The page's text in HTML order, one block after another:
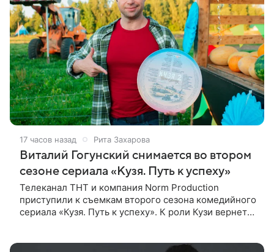
17 часов назад Рита Захарова
Виталий Гогунский снимается во втором
сезоне сериала «Кузя. Путь к успеху»
Телеканал ТНТ и компания Norm Production
приступили к съемкам второго сезона комедийного
сериала «Кузя. Путь к успеху». К роли Кузи вернется